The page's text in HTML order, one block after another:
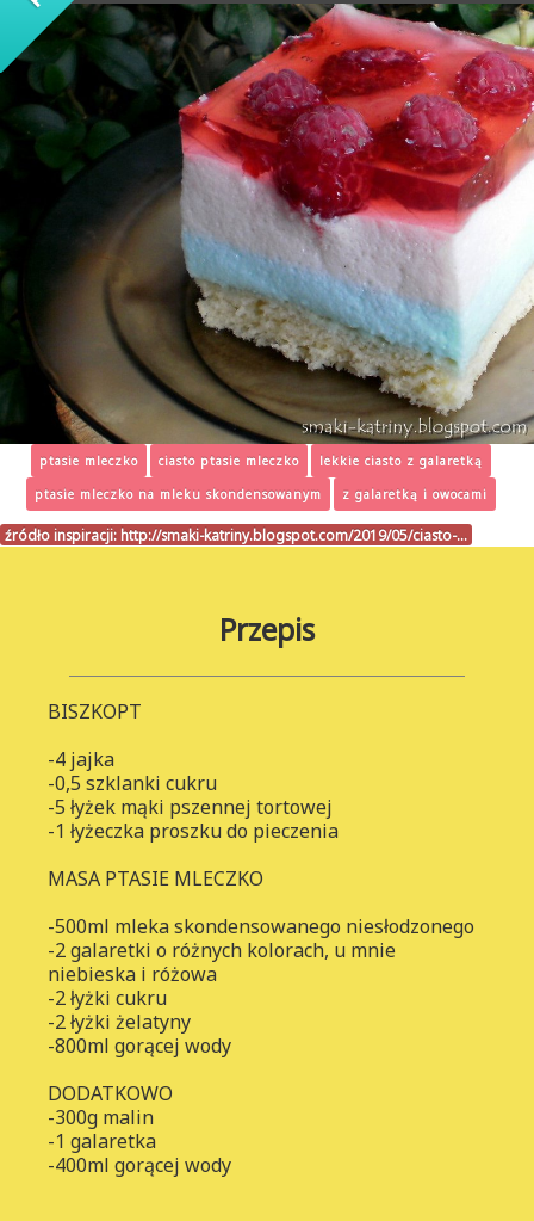
ptasie mleczko ciasto ptasie mleczko
lekkie ciasto z galaretką
ptasie mleczko na mleku skondensowanym
z galaretką i owocami
źródło inspiracji: http://smaki-katriny.blogspot.com/2019/05/ciasto-…
Przepis
BISZKOPT
-4 jajka
-0,5 szklanki cukru
-5 łyżek mąki pszennej tortowej
-1 łyżeczka proszku do pieczenia
MASA PTASIE MLECZKO
-500ml mleka skondensowanego niesłodzonego
-2 galaretki o różnych kolorach, u mnie
niebieska i różowa
-2 łyżki cukru
-2 łyżki żelatyny
-800ml gorącej wody
DODATKOWO
-300g malin
-1 galaretka
-400ml gorącej wody